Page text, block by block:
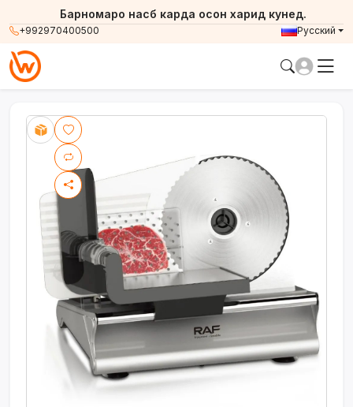
+992970400500
Барномаро насб карда осон харид кунед.
Русский